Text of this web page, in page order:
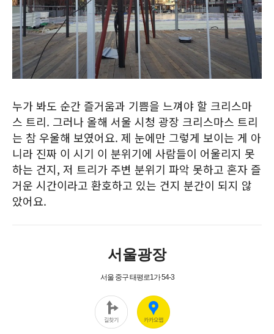
누가 봐도 순간 즐거움과 기쁨을 느껴야 할 크리스마
스 트리. 그러나 올해 서울 시청 광장 크리스마스 트리
는 참 우울해 보였어요. 제 눈에만 그렇게 보이는 게 아
니라 진짜 이 시기 이 분위기에 사람들이 어울리지 못
하는 건지, 저 트리가 주변 분위기 파악 못하고 혼자 즐
거운 시간이라고 환호하고 있는 건지 분간이 되지 않
았어요.